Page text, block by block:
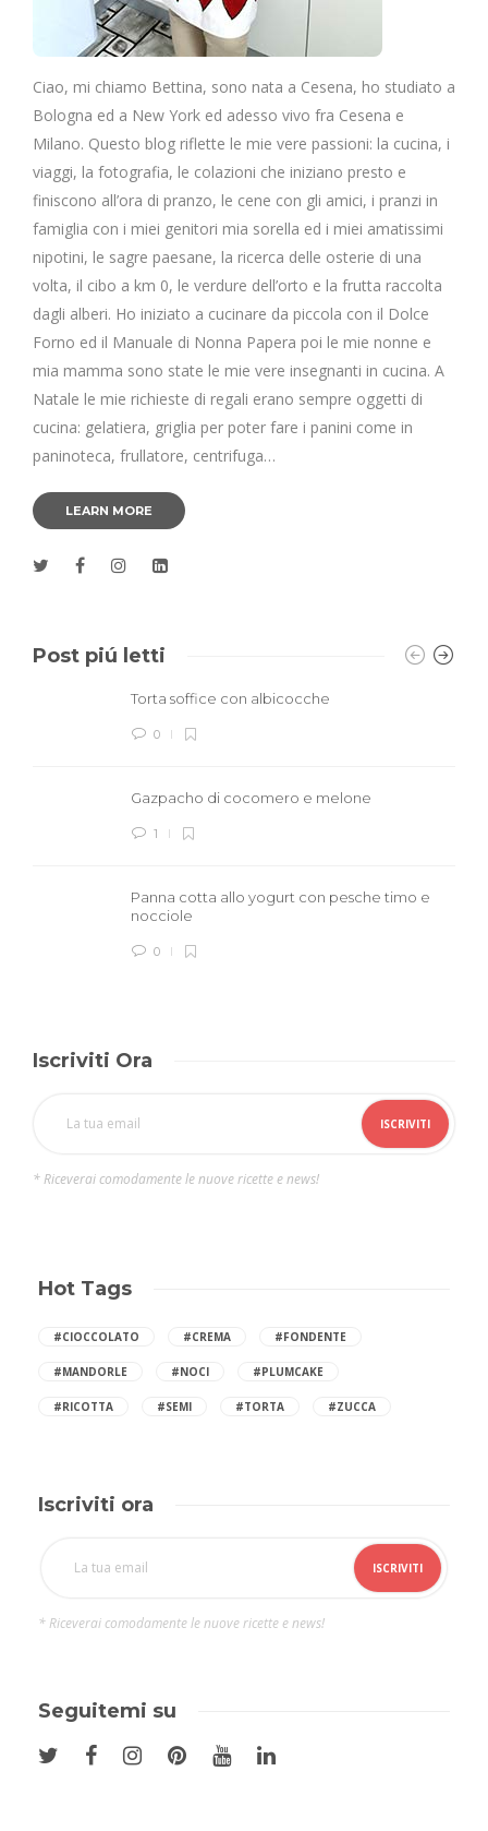
Ciao, mi chiamo Bettina, sono nata a Cesena, ho studiato a
Bologna ed a New York ed adesso vivo fra Cesena e
Milano. Questo blog riflette le mie vere passioni: la cucina, i
viaggi, la fotografia, le colazioni che iniziano presto e
finiscono all’ora di pranzo, le cene con gli amici, i pranzi in
famiglia con i miei genitori mia sorella ed i miei amatissimi
nipotini, le sagre paesane, la ricerca delle osterie di una
volta, il cibo a km 0, le verdure dell’orto e la frutta raccolta
dagli alberi. Ho iniziato a cucinare da piccola con il Dolce
Forno ed il Manuale di Nonna Papera poi le mie nonne e
mia mamma sono state le mie vere insegnanti in cucina. A
Natale le mie richieste di regali erano sempre oggetti di
cucina: gelatiera, griglia per poter fare i panini come in
paninoteca, frullatore, centrifuga…
LEARN MORE
Post piú letti
Torta soffice con albicocche
0
Gazpacho di cocomero e melone
1
Panna cotta allo yogurt con pesche timo e
nocciole
0
Iscriviti Ora
* Riceverai comodamente le nuove ricette e news!
Hot Tags
#CIOCCOLATO #CREMA #FONDENTE
#MANDORLE #NOCI #PLUMCAKE
#RICOTTA #SEMI #TORTA #ZUCCA
Iscriviti ora
* Riceverai comodamente le nuove ricette e news!
Seguitemi su